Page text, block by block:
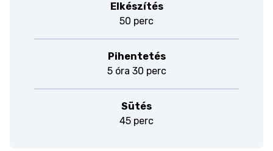
Elkészítés
50 perc
Pihentetés
5 óra 30 perc
Sütés
45 perc